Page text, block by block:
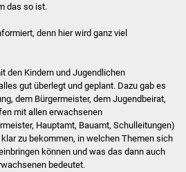
das so ist.
denn hier wird ganz viel
den Kindern und Jugendlichen
gut überlegt und geplant. Dazu gab es
dem Bürgermeister, dem Jugendbeirat,
mit allen erwachsenen
Hauptamt, Bauamt, Schulleitungen)
zu bekommen, in welchen Themen sich
können und was das dann auch
bedeutet.